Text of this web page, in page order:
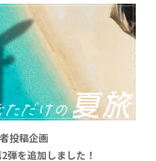
投稿企画
弾を追加しました！